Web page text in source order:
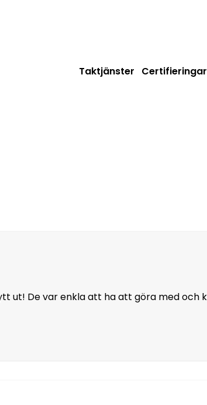
Taktjänster Certifieringar
ut! De var enkla att ha att göra med och